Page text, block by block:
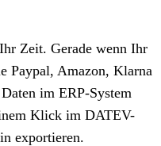
Zeit. Gerade wenn Ihr
Paypal, Amazon, Klarna
im ERP-System
Klick im DATEV-
exportieren.